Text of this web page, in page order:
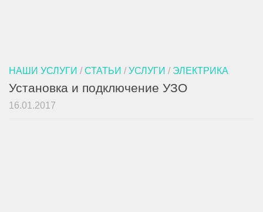
НАШИ УСЛУГИ / СТАТЬИ / УСЛУГИ / ЭЛЕКТРИКА
Установка и подключение УЗО
16.01.2017